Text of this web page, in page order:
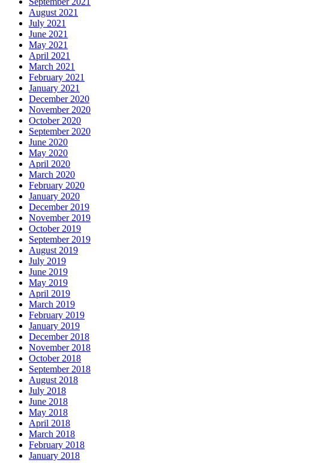
August 2021
July 2021
June 2021
May 2021
April 2021
March 2021
February 2021
January 2021
December 2020
November 2020
October 2020
September 2020
June 2020
May 2020
April 2020
March 2020
February 2020
January 2020
December 2019
November 2019
October 2019
September 2019
August 2019
July 2019
June 2019
May 2019
April 2019
March 2019
February 2019
January 2019
December 2018
November 2018
October 2018
September 2018
August 2018
July 2018
June 2018
May 2018
April 2018
March 2018
February 2018
January 2018